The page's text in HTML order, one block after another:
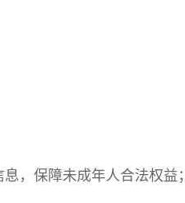
，保障未成年人合法权益；